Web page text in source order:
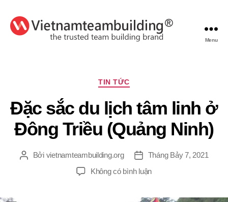
Menu
Chuyên
TIN TỨC
Đặc sắc du lịch tâm linh ở
Đông Triều (Quảng Ninh)
TácBởi vietnamteambuilding.org
Ngày
đăng
Tháng Bảy 7, 2021
Không có bình luậnở